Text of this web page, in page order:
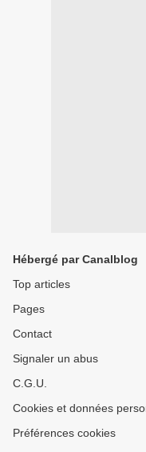
Hébergé par Canalblog
Top articles
Pages
Contact
Signaler un abus
C.G.U.
Cookies et données
Préférences cookies